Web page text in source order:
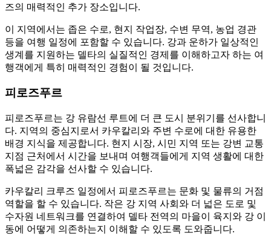
즈의 매력적인 추가 장소입니다.
이 지역에서는 좁은 수로, 현지 작업장, 수변 무역, 농업 경관
등을 여행 일정에 포함할 수 있습니다. 강과 운하가 일상적인
생계를 지원하는 델타의 실질적인 경제를 이해하고자 하는 여
행객에게 특히 매력적인 경험이 될 것입니다.
피로즈푸르
피로즈푸르는 강 유람선 루트에 더 큰 도시 분위기를 선사합니
다. 지역의 중심지로서 카우칼리와 주변 수로에 대한 유용한
배경 지식을 제공합니다. 현지 시장, 시민 지역 또는 강변 교통
지점 근처에서 시간을 보내며 여행객들에게 지역 생활에 대한
폭넓은 감각을 선사할 수 있습니다.
카우칼리 크루즈 일정에서 피로즈푸르는 문화 및 물류의 거점
역할을 할 수 있습니다. 작은 강 지역 사회와 더 넓은 도로 및
수자원 네트워크를 연결하여 델타 전역의 마을이 육지와 강 이
동에 어떻게 의존하는지 이해할 수 있도록 도와줍니다.